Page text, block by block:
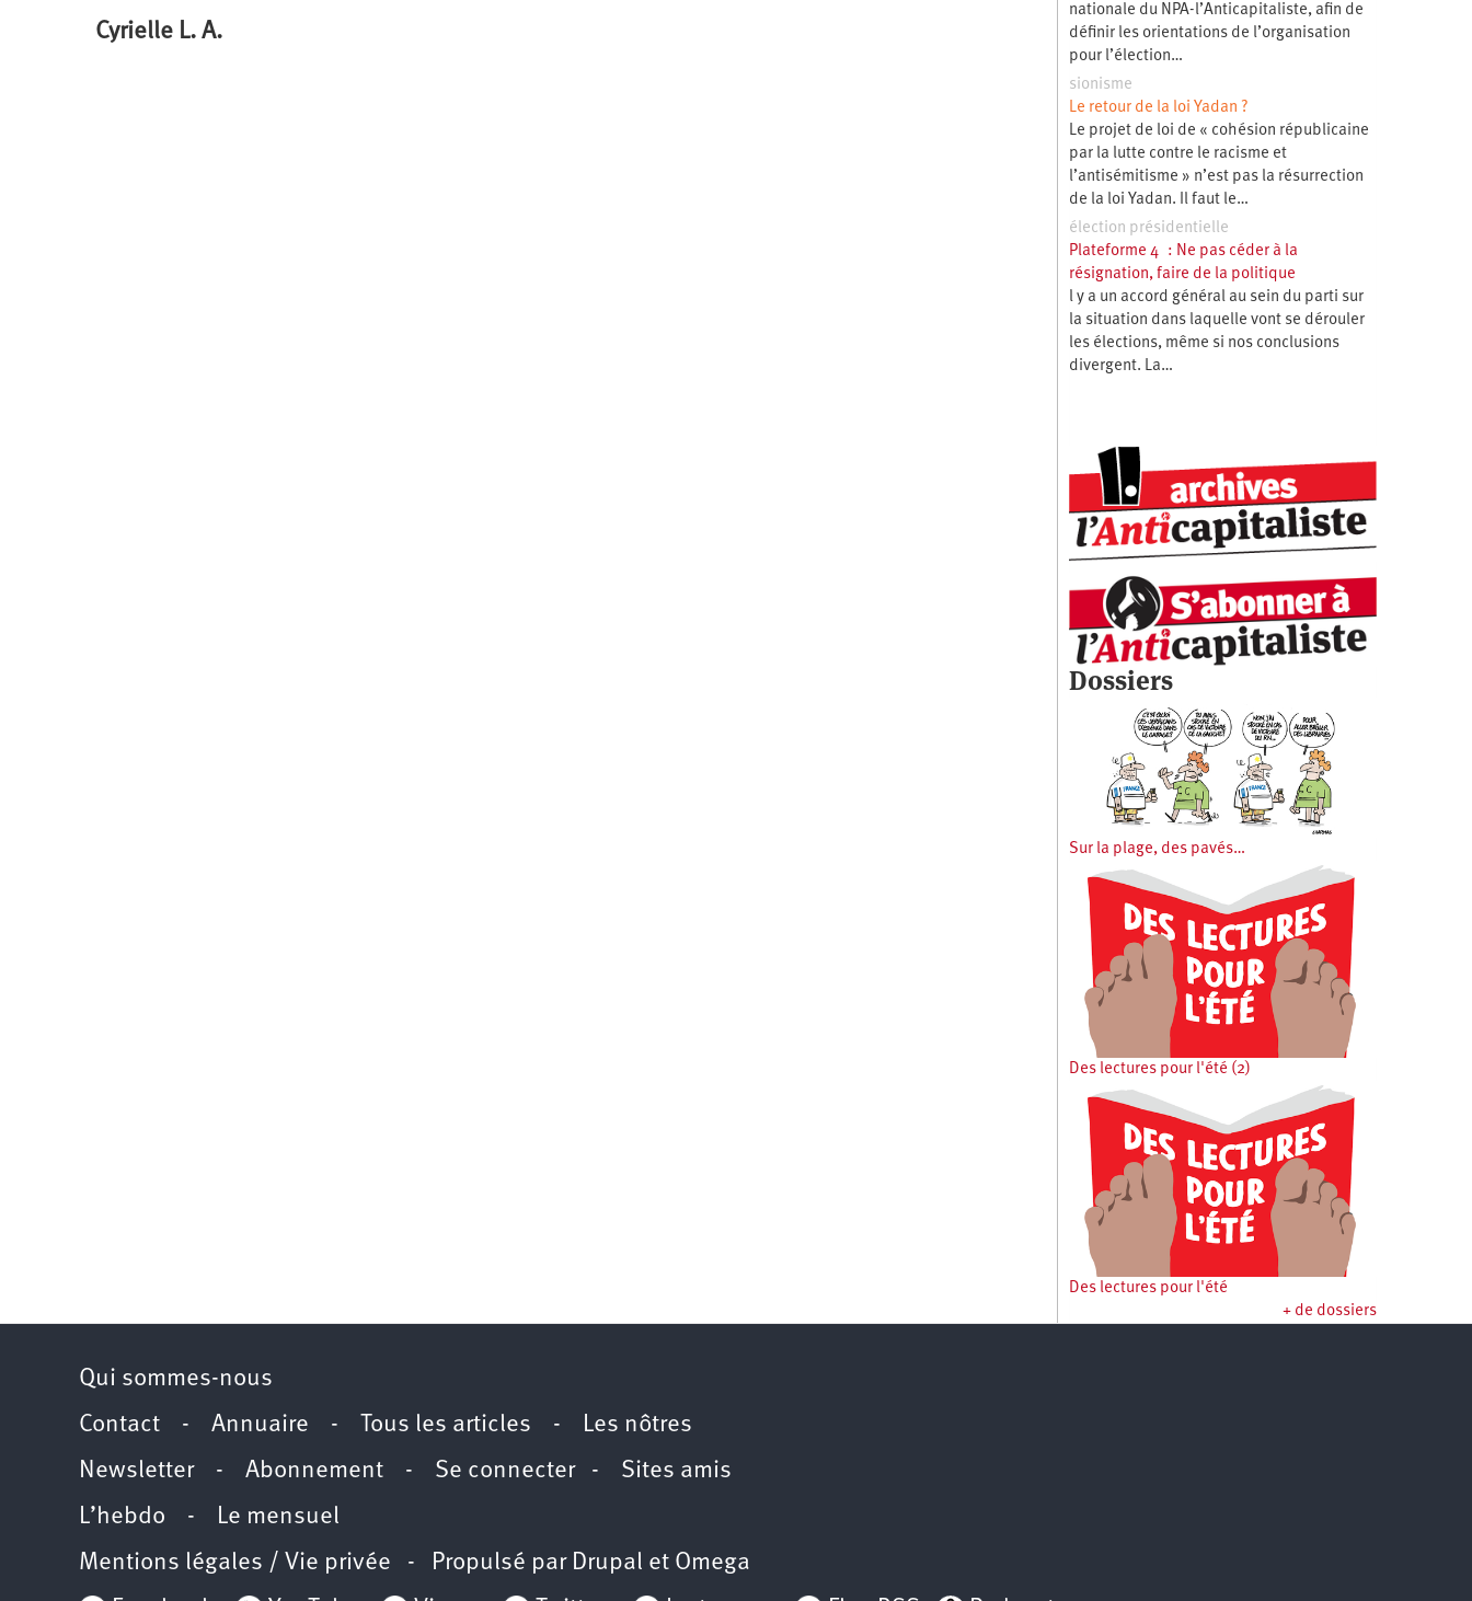
Cyrielle L. A.
nationale du NPA-l’Anticapitaliste, afin de
définir les orientations de l’organisation
pour l’élection…
sionisme
Le retour de la loi Yadan ?
Le projet de loi de « cohésion républicaine
par la lutte contre le racisme et
l’antisémitisme » n’est pas la résurrection
de la loi Yadan. Il faut le…
élection présidentielle
Plateforme 4 : Ne pas céder à la
résignation, faire de la politique
l y a un accord général au sein du parti sur
la situation dans laquelle vont se dérouler
les élections, même si nos conclusions
divergent. La…
Dossiers
Sur la plage, des pavés…
Des lectures pour l'été (2)
Des lectures pour l'été
+ de dossiers
Qui sommes-nous
Contact - Annuaire - Tous les articles - Les nôtres
Newsletter- Abonnement - Se connecter- Sites amis
L’hebdo - Le mensuel
Mentions légales / Vie privée - Propulsé par Drupal et Omega